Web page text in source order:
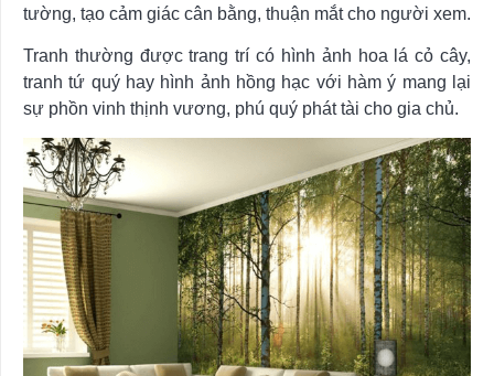
tường, tạo cảm giác cân bằng, thuận mắt cho người xem.
Tranh thường được trang trí có hình ảnh hoa lá cỏ cây,
tranh tứ quý hay hình ảnh hồng hạc với hàm ý mang lại
sự phồn vinh thịnh vương, phú quý phát tài cho gia chủ.